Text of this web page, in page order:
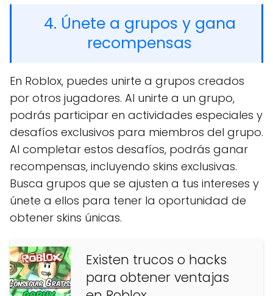
4. Únete a grupos y gana
recompensas
En Roblox, puedes unirte a grupos creados
por otros jugadores. Al unirte a un grupo,
podrás participar en actividades especiales y
desafíos exclusivos para miembros del grupo.
Al completar estos desafíos, podrás ganar
recompensas, incluyendo skins exclusivas.
Busca grupos que se ajusten a tus intereses y
únete a ellos para tener la oportunidad de
obtener skins únicas.
Existen trucos o hacks
para obtener ventajas